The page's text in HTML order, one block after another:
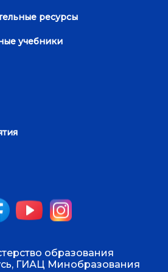
ресурсы
учебники
образования
ГИАЦ Минобразования